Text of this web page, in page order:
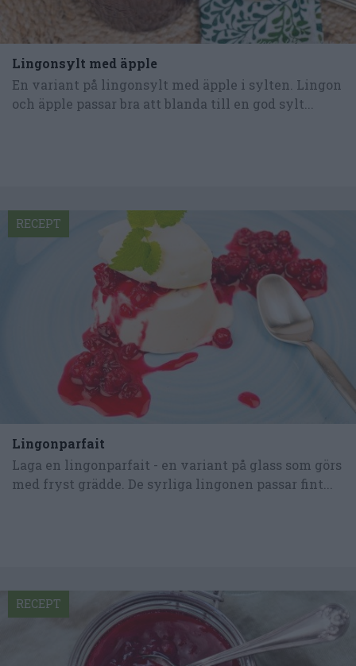
Lingonsylt med äpple
En variant på lingonsylt med äpple i sylten. Lingon
och äpple passar bra att blanda till en god sylt...
Lingonparfait
Laga en lingonparfait - en variant på glass som görs
med fryst grädde. De syrliga lingonen passar fint...
RECEPT
RECEPT